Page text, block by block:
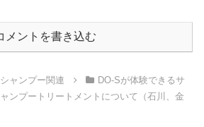
メントを書き込む
ャンプー関連
DO-Sが体験できるサ
ンプートリートメントについて（石川、金